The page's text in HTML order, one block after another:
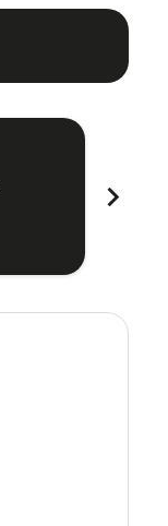
chevron_right